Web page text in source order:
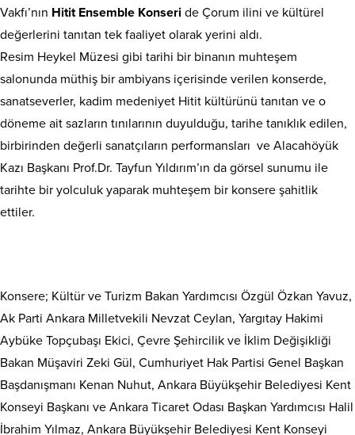
Vakfı’nın Hitit Ensemble Konseri de Çorum ilini ve kültürel
değerlerini tanıtan tek faaliyet olarak yerini aldı.
Resim Heykel Müzesi gibi tarihi bir binanın muhteşem
salonunda müthiş bir ambiyans içerisinde verilen konserde,
sanatseverler, kadim medeniyet Hitit kültürünü tanıtan ve o
döneme ait sazların tınılarının duyulduğu, tarihe tanıklık edilen,
birbirinden değerli sanatçıların performansları ve Alacahöyük
Kazı Başkanı Prof.Dr. Tayfun Yıldırım’ın da görsel sunumu ile
tarihte bir yolculuk yaparak muhteşem bir konsere şahitlik
ettiler.
Konsere; Kültür ve Turizm Bakan Yardımcısı Özgül Özkan Yavuz,
Ak Parti Ankara Milletvekili Nevzat Ceylan, Yargıtay Hakimi
Aybüke Topçubaşı Ekici, Çevre Şehircilik ve İklim Değişikliği
Bakan Müşaviri Zeki Gül, Cumhuriyet Hak Partisi Genel Başkan
Başdanışmanı Kenan Nuhut, Ankara Büyükşehir Belediyesi Kent
Konseyi Başkanı ve Ankara Ticaret Odası Başkan Yardımcısı Halil
İbrahim Yılmaz, Ankara Büyükşehir Belediyesi Kent Konseyi